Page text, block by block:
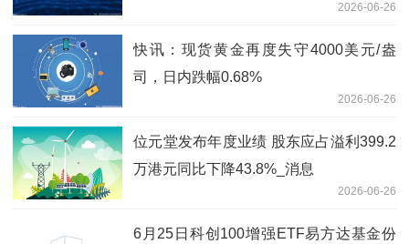
2026-06-26
快讯：现货黄金再度失守4000美元/盎
司，日内跌幅0.68%
2026-06-26
位元堂发布年度业绩 股东应占溢利399.2
万港元同比下降43.8%_消息
2026-06-26
6月25日科创100增强ETF易方达基金份